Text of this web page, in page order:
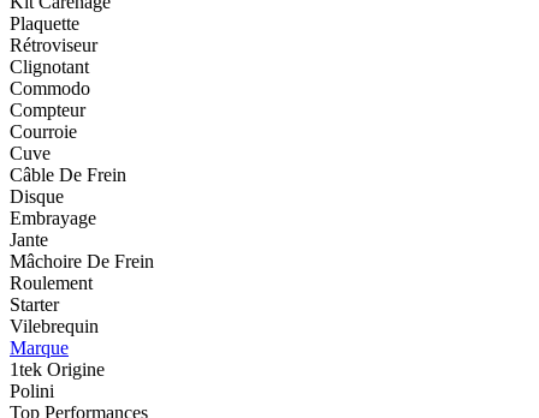
Plaquette
Rétroviseur
Clignotant
Commodo
Compteur
Courroie
Cuve
Câble De Frein
Disque
Embrayage
Jante
Mâchoire De Frein
Roulement
Starter
Vilebrequin
Marque
1tek Origine
Polini
Top Performances